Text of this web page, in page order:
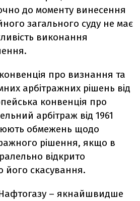
до моменту винесення
загального суду не має
виконання
про визнання та
арбітражних рішень від
конвенція про
арбітраж від 1961
обмежень щодо
рішення, якщо в
відкрито
скасування.
– якнайшвидше